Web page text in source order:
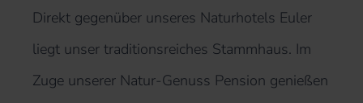
Direkt gegenüber unseres Naturhotels Euler
liegt unser traditionsreiches Stammhaus. Im
Zuge unserer Natur-Genuss Pension genießen